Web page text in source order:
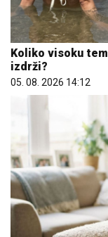
Koliko visoku
izdrži?
05. 08. 2026 14:12